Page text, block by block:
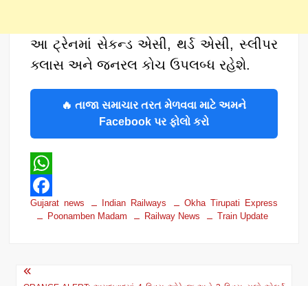
​આ ટ્રેનમાં સેકન્ડ એસી, થર્ડ એસી, સ્લીપર
ક્લાસ અને જનરલ કોચ ઉપલબ્ધ રહેશે.
🔥 તાજા સમાચાર તરત મેળવવા માટે અમને
Facebook પર ફોલો કરો
W
h
s
F
e
Gujarat news Indian Railways
Okha Tirupati Express
Poonamben Madam
Railway News Train Update
Post